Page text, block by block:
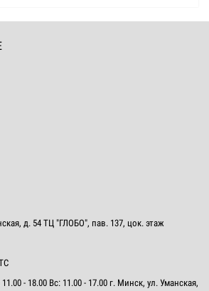
д. 54 ТЦ "ГЛОБО", пав. 137, цок. этаж
- 18.00 Вс: 11.00 - 17.00 г. Минск, ул. Уманская,